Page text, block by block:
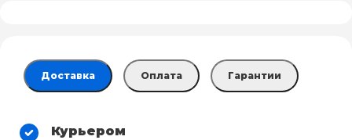
Доставка Оплата Гарантии
Курьером